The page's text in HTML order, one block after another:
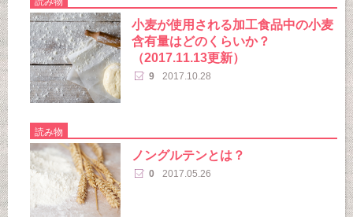
小麦が使用される加工食品中の小麦
含有量はどのくらいか？
（2017.11.13更新）
9 2017.10.28
読み物
ノングルテンとは？
0 2017.05.26